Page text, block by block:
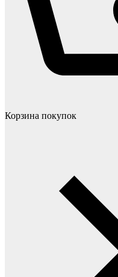
Корзина покупок